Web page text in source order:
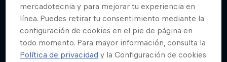
mercadotecnia y para mejorar tu experiencia en
línea. Puedes retirar tu consentimiento mediante la
configuración de cookies en el pie de página en
todo momento. Para mayor información, consulta la
Política de privacidad y la Configuración de cookies